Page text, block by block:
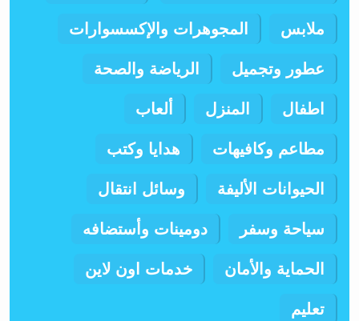
ملابس المجوهرات والإكسسوارات
عطور وتجميل الرياضة والصحة
اطفال المنزل ألعاب
مطاعم وكافيهات هدايا وكتب
الحيوانات الأليفة وسائل انتقال
سياحة وسفر دومينات وأستضافه
الحماية والأمان خدمات اون لاين
تعليم